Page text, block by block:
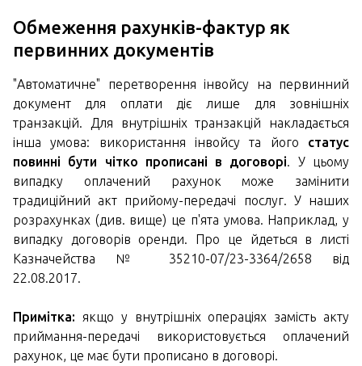
Обмеження рахунків-фактур як
первинних документів
"Автоматичне" перетворення інвойсу на первинний
документ для оплати діє лише для зовнішніх
транзакцій. Для внутрішніх транзакцій накладається
інша умова: використання інвойсу та його статус
повинні бути чітко прописані в договорі. У цьому
випадку оплачений рахунок може замінити
традиційний акт прийому-передачі послуг. У наших
розрахунках (див. вище) це п'ята умова. Наприклад, у
випадку договорів оренди. Про це йдеться в листі
Казначейства № 35210-07/23-3364/2658 від
22.08.2017.
Примітка: якщо у внутрішніх операціях замість акту
приймання-передачі використовується оплачений
рахунок, це має бути прописано в договорі.